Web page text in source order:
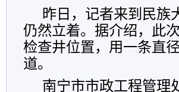
昨日，记者来到民族
仍然立着。据介绍，此
检查井位置，用一条直
道。
南宁市市政工程管理